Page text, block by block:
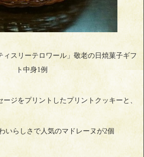
スリーテロワール」敬老の日焼菓子ギフ
ト中身1例
ジをプリントしたプリントクッキーと、
いらしさで人気のマドレーヌが2個